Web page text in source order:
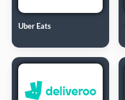
Uber Eats